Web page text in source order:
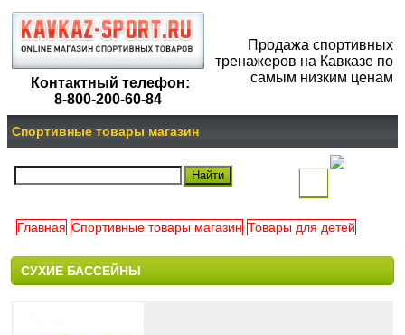
Контактный телефон:
8-800-200-60-84
Продажа спортивных
тренажеров на Кавказе по
самым низким ценам
Спортивные товары магазин
Главная Спортивные товары магазин Товары для детей
СУХИЕ БАССЕЙНЫ